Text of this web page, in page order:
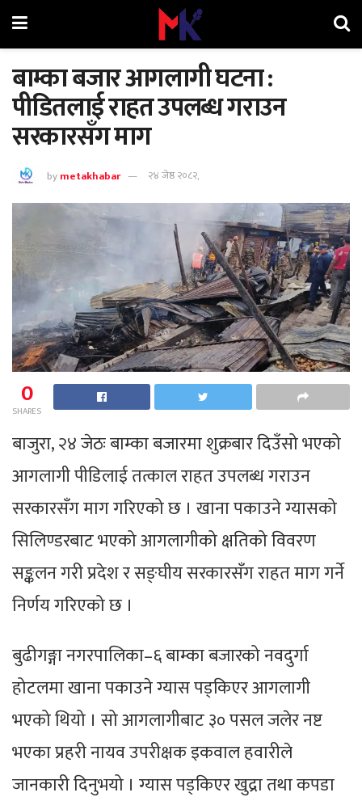
बाम्का बजार आगलागी घटना :
पीडितलाई राहत उपलब्ध गराउन
सरकारसँग माग
bymetakhabar २४ जेष्ठ २०८२,
0
SHARES
बाजुरा, २४ जेठः बाम्का बजारमा शुक्रबार दिउँसो भएको
आगलागी पीडिलाई तत्काल राहत उपलब्ध गराउन
सरकारसँग माग गरिएको छ । खाना पकाउने ग्यासको
सिलिण्डरबाट भएको आगलागीको क्षतिको विवरण
सङ्कलन गरी प्रदेश र सङ्घीय सरकारसँग राहत माग गर्ने
निर्णय गरिएको छ ।
बुढीगङ्गा नगरपालिका–६ बाम्का बजारको नवदुर्गा
होटलमा खाना पकाउने ग्यास पड्किएर आगलागी
भएको थियो । सो आगलागीबाट ३० पसल जलेर नष्ट
भएका प्रहरी नायव उपरीक्षक इकवाल हवारीले
जानकारी दिनुभयो । ग्यास पड्किएर खुद्रा तथा कपडा